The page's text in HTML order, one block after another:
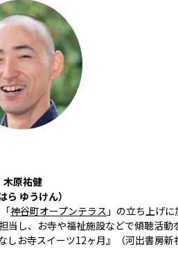
木原祐健
ら ゆうけん）
神谷町オープンテラス 」の立ち上げ
当し、お寺や福祉施設などで傾聴活
しお寺スイーツ12ヶ月』（河出書房新